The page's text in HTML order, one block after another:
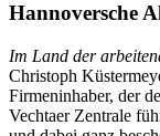
Hannoversche
Im Land der
Christoph
Firmeninhaber, der
Vechtaer Zentrale